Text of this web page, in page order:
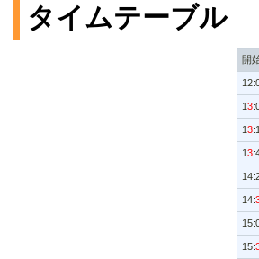
タイムテーブル
開
1 3
1 3
1 3
14:
15: